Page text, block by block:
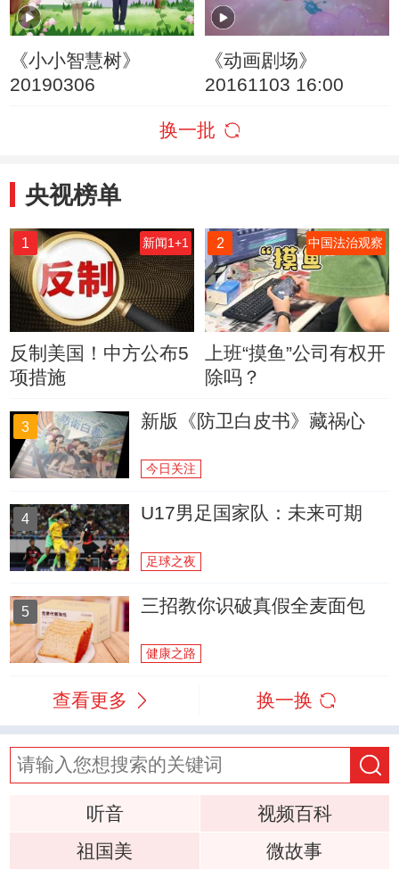
《小小智慧树》
20190306
《动画剧场》
20161103 16:00
换一批
央视榜单
1 新闻1+1
反制美国！中方公布5
项措施
2 中国法治观察
上班“摸鱼”公司有权开
除吗？
3 新版《防卫白皮书》藏祸心
今日关注
4 U17男足国家队：未来可期
足球之夜
5 三招教你识破真假全麦面包
健康之路
查看更多 换一换
听音
视频百科
祖国美
微故事